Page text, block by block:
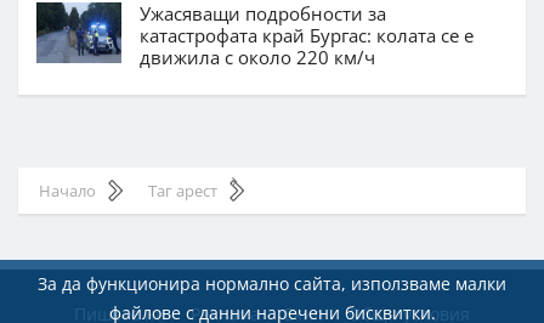
Ужасяващи подробности за
катастрофата край Бургас: колата се е
движила с около 220 км/ч
Начало Таг арест
За да функционира нормално сайта, използваме малки
файлове с данни наречени бисквитки.
Пишете ни Реклама Екип Общи условия